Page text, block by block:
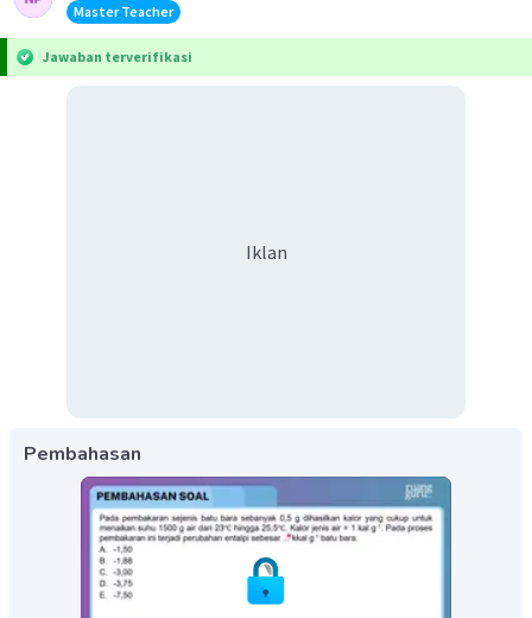
Master Teacher
Jawaban terverifikasi
Iklan
Pembahasan